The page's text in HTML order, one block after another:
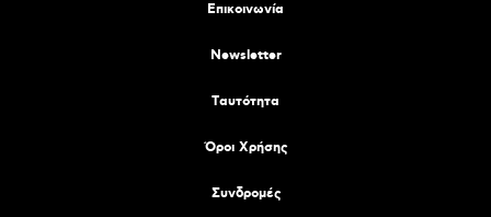
Επικοινωνία
Newsletter
Tαυτότητα
Όροι Χρήσης
Συνδρομές